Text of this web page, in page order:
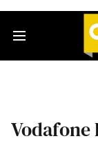
Vodafone